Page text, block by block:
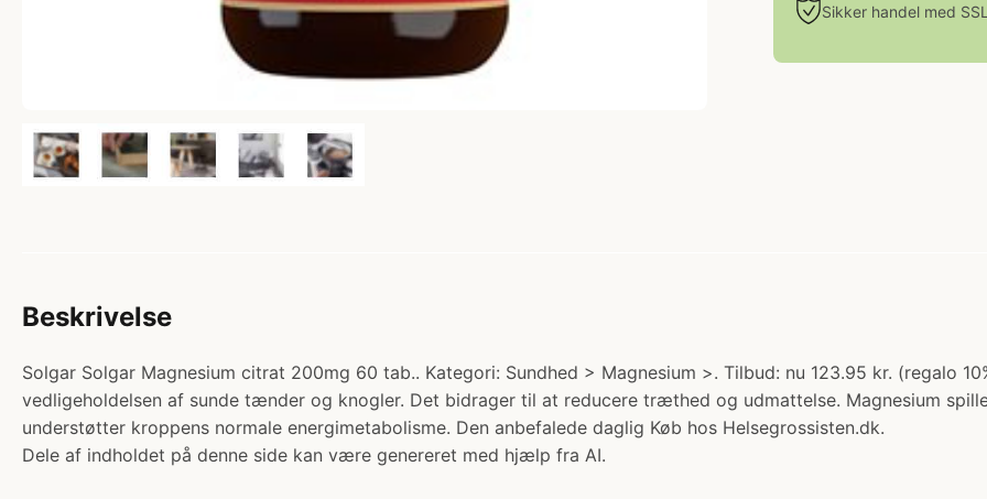
Sikker handel med SSL
Beskrivelse
Solgar Solgar Magnesium citrat 200mg 60 tab.. Kategori: Sundhed > Magnesium >. Tilbud: nu 123.95 kr. (regalo
vedligeholdelsen af sunde tænder og knogler. Det bidrager til at reducere træthed og udmattelse. Magnesium
understøtter kroppens normale energimetabolisme. Den anbefalede daglig Køb hos Helsegrossisten.dk.
Dele af indholdet på denne side kan være genereret med hjælp fra AI.